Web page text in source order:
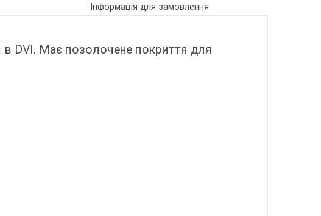
Інформація для замовлення
в DVI. Має позолочене покриття для